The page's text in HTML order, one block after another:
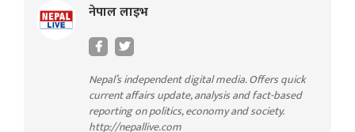
नेपाल लाइभ
Nepal’s independent digital media. Offers quick
current affairs update, analysis and fact-based
reporting on politics, economy and society.
http://nepallive.com